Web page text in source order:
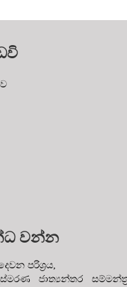
වන්න
පරිශ්‍රය,
ජාත්‍යන්තර